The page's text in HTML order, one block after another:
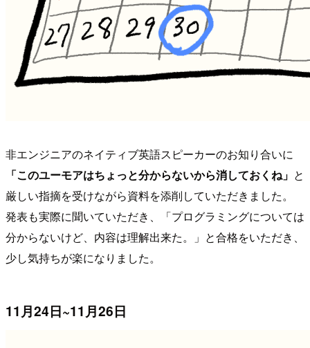
非エンジニアのネイティブ英語スピーカーのお知り合いに
「このユーモアはちょっと分からないから消しておくね」 と
厳しい指摘を受けながら資料を添削していただきました。
発表も実際に聞いていただき、「プログラミングについては
分からないけど、内容は理解出来た。」と合格をいただき、
少し気持ちが楽になりました。
11月24日~11月26日